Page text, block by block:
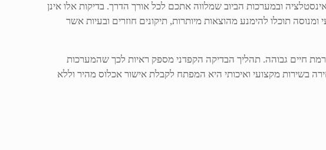
ובמערכות הביוב שמלווה אתכם לכל אורך הדרך. בדיקות אלו אינן
תוכלו להימנע מהוצאות מיותרות, תיקונים חוזרים ובעיות אשר
המבנה והבטחת רמת חיים גבוהה. תהליך הבדיקה הקפדני מספק ראיות לכך שהמערכות
בשירות מקצועי ואיכותי היא המפתח לקבלת אישור אכלוס מהיר וללא